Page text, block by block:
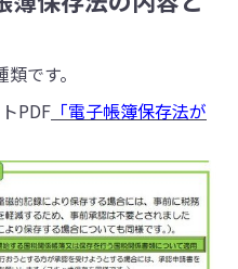
です。
PDF 「電子帳簿保存法が